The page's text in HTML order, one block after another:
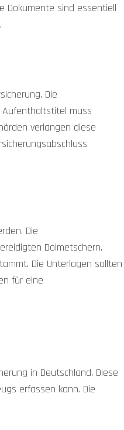
Dokumente sind essentiell
Die
muss
verlangen diese
Die
Dolmetschern.
Die Unterlagen sollten
für eine
in Deutschland. Diese
erfassen kann. Die